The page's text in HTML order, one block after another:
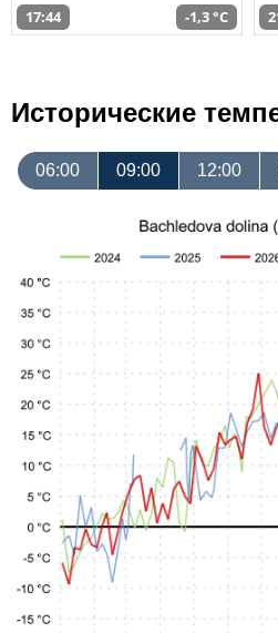
17:44 -1,3 °C
Исторические
06:00 09:00 12:00